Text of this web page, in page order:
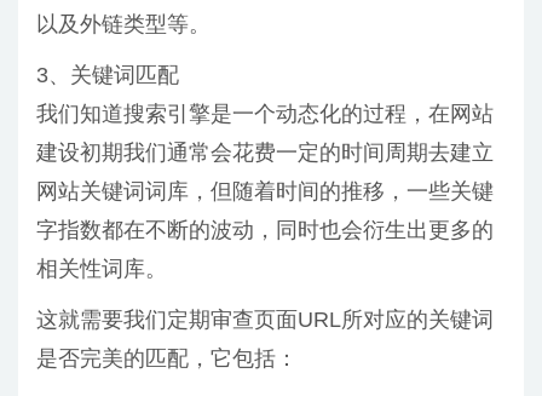
以及外链类型等。
3、关键词匹配
我们知道搜索引擎是一个动态化的过程，在网站
建设初期我们通常会花费一定的时间周期去建立
网站关键词词库，但随着时间的推移，一些关键
字指数都在不断的波动，同时也会衍生出更多的
相关性词库。
这就需要我们定期审查页面URL所对应的关键词
是否完美的匹配，它包括：